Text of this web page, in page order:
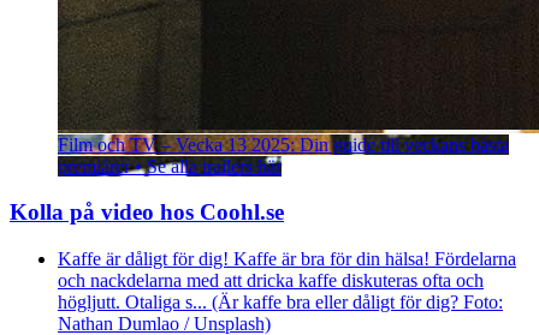
Film och TV – Vecka 13 2025: Din guide till veckans bästa
premiärer • Se alla trailers här
Kolla på video hos Coohl.se
Kaffe är dåligt för dig! Kaffe är bra för din hälsa! Fördelarna
och nackdelarna med att dricka kaffe diskuteras ofta och
högljutt. Otaliga s... (Är kaffe bra eller dåligt för dig? Foto:
Nathan Dumlao / Unsplash)